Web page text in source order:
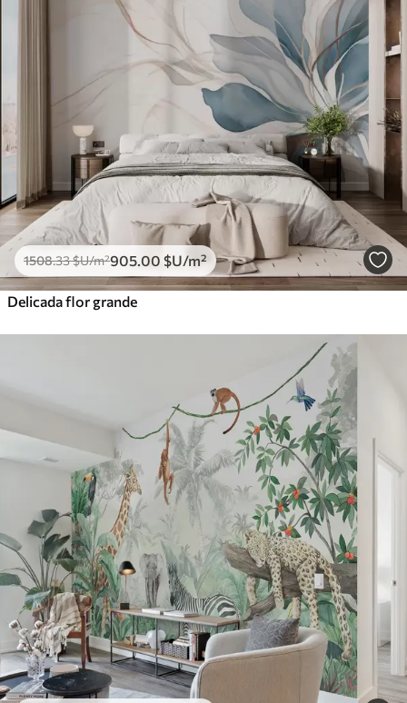
1508.33$U/m²905 .00 $U/m²
Delicada flor grande